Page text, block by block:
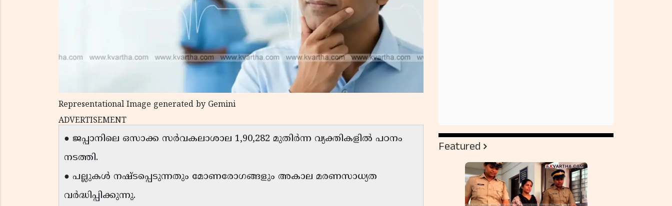
Representational Image generated by Gemini
ADVERTISEMENT
● ജപ്പാനിലെ ഒസാക്ക സർവകലാശാല 1,90,282 മുതിർന്ന വ്യക്തികളിൽ പഠനം
നടത്തി.
● പല്ലുകൾ നഷ്ടപ്പെടുന്നതും മോണരോഗങ്ങളും അകാല മരണസാധ്യത
വർദ്ധിപ്പിക്കുന്നു.
Featured